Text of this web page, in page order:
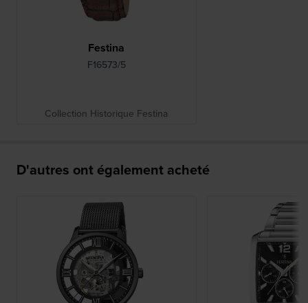
Festina
F16573/5
Collection Historique Festina
D'autres ont également acheté